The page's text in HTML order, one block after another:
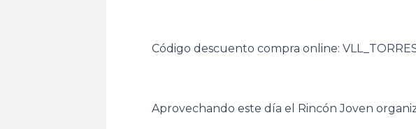
Código descuento compra online:
Aprovechando este día el Rincón Joven